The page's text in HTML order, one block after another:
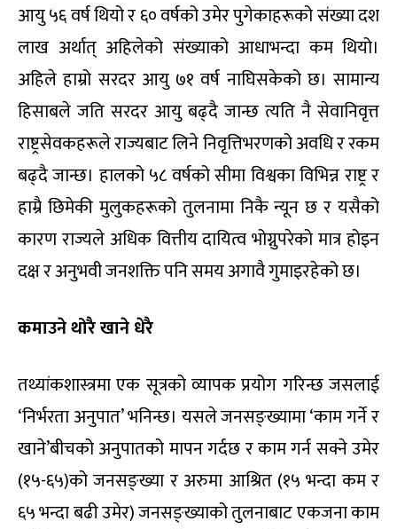
आयु ५६ वर्ष थियो र ६० वर्षको उमेर पुगेकाहरूको संख्या दश
लाख अर्थात् अहिलेको संख्याको आधाभन्दा कम थियो।
अहिले हाम्रो सरदर आयु ७१ वर्ष नाघिसकेको छ। सामान्य
हिसाबले जति सरदर आयु बढ्दै जान्छ त्यति नै सेवानिवृत्त
राष्ट्रसेवकहरूले राज्यबाट लिने निवृत्तिभरणको अवधि र रकम
बढ्दै जान्छ। हालको ५८ वर्षको सीमा विश्वका विभिन्न राष्ट्र र
हाम्रै छिमेकी मुलुकहरूको तुलनामा निकै न्यून छ र यसैको
कारण राज्यले अधिक वित्तीय दायित्व भोग्नुपरेको मात्र होइन
दक्ष र अनुभवी जनशक्ति पनि समय अगावै गुमाइरहेको छ।
कमाउने थोरै खाने धेरै
तथ्यांकशास्त्रमा एक सूत्रको व्यापक प्रयोग गरिन्छ जसलाई
‘निर्भरता अनुपात’ भनिन्छ। यसले जनसङ्ख्यामा ‘काम गर्ने र
खाने’बीचको अनुपातको मापन गर्दछ र काम गर्न सक्ने उमेर
(१५-६५)को जनसङ्ख्या र अरुमा आश्रित (१५ भन्दा कम र
६५ भन्दा बढी उमेर) जनसङ्ख्याको तुलनाबाट एकजना काम